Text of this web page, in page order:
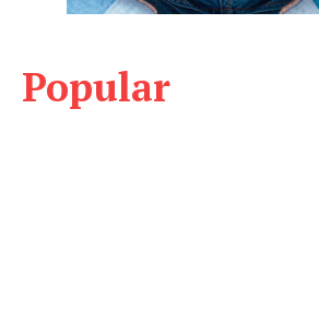
Popular